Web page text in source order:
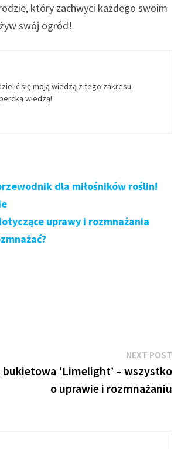
który zachwyci każdego swoim
swój ogród!
się moją wiedzą z tego zakresu.
wiedzą!
dla miłośników roślin!
uprawy i rozmnażania
NEXT POST
post:
bukietowa 'Limelight’ – wszystko
o uprawie i rozmnażaniu